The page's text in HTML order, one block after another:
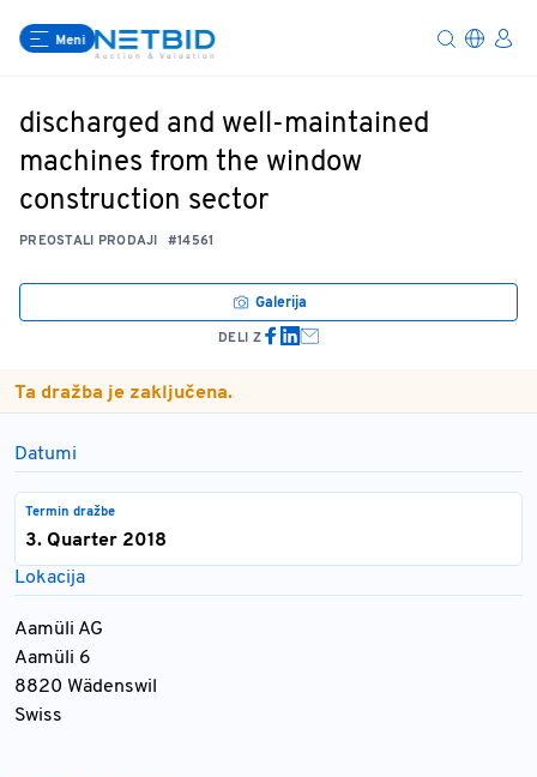
Meni
discharged and well-maintained
machines from the window
construction sector
PREOSTALI PRODAJI #14561
Galerija
DELI Z
Ta dražba je zaključena.
Datumi
Termin dražbe
3. Quarter 2018
Lokacija
Aamüli AG
Aamüli 6
8820 Wädenswil
Swiss